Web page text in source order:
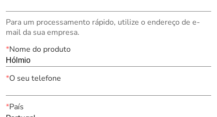
Para um processamento rápido, utilize o endereço de e-
mail da sua empresa.
*Nome do produto
*O seu telefone
*País